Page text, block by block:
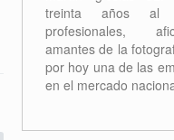
Martín Iglesias SL.
treinta años al
profesionales,
amantes de la
por hoy una de las